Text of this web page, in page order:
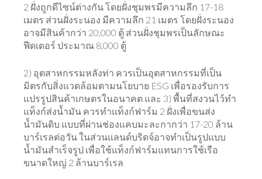
2 ฝั่งถูกดีไซน์ต่างกัน โดยฝั่งชุมพรมีความลึก 17-18
เมตร ส่วนฝั่งระนอง มีความลึก 21 เมตร โดยฝั่งระนอง
อาจมีสินค้ากว่า 20,000 ตู้ ส่วนฝั่งชุมพรเป็นลักษณะ
ฟีดเดอร์ ประมาณ 8,000 ตู้
2) อุตสาหกรรมหลังท่า ควรเป็นอุตสาหกรรมที่เป็น
มิตรกับสิ่งแวดล้อมตามนโยบาย ESG เพื่อรองรับการ
แปรรูปสินค้าเกษตรในอนาคต และ 3) พื้นที่สงวนไว้ทำ
แท็งก์ส่งน้ำมัน ควรทำแท็งก์ฟาร์ม 2 ฝั่งเพื่อขนส่ง
น้ำมันดิบ แบบที่ผ่านช่องแคบมะละกากว่า 17-20 ล้าน
บาร์เรลต่อวัน ในส่วนแลนด์บริดจ์อาจทำเป็นรูปแบบ
น้ำมันสำเร็จรูป เพื่อใช้แท็งก์ฟาร์มแทนการใช้เรือ
ขนาดใหญ่ 2 ล้านบาร์เรล